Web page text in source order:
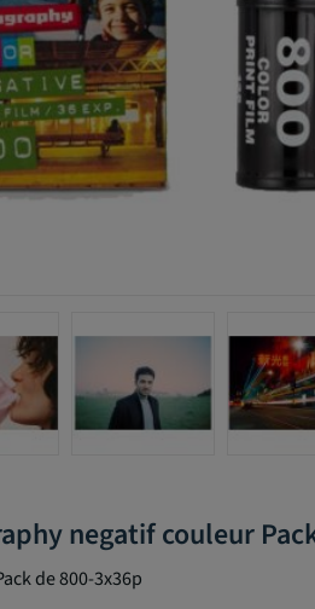
negatif couleur
de 800-3x36p